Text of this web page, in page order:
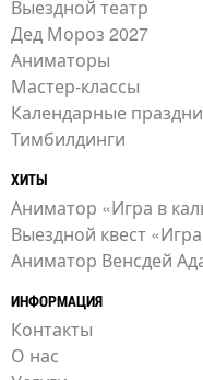
Выездной театр
Дед Мороз 2027
Аниматоры
Мастер-классы
Календарные
Тимбилдинги
ХИТЫ
Аниматор «Игра в
Выездной квест
Аниматор Венсдей
ИНФОРМАЦИЯ
Контакты
О нас